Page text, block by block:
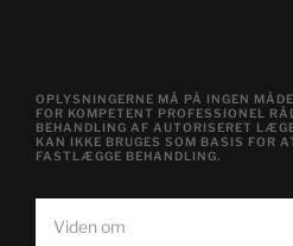
Viden om
OPLYSNINGERNE MÅ PÅ INGEN
FOR KOMPETENT PROFESSIONEL
BEHANDLING AF AUTORISERET
KAN IKKE BRUGES SOM BASIS FOR
FASTLÆGGE BEHANDLING.